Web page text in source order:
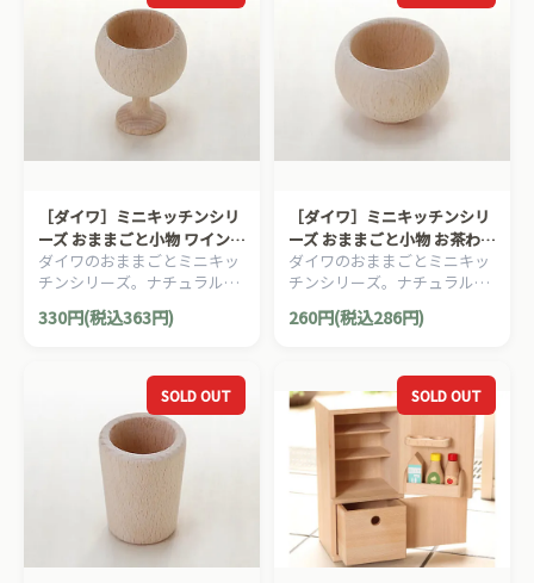
［ダイワ］ミニキッチンシリ
ーズ おままごと小物 ワイン
グラス
ダイワのおままごとミニキッ
チンシリーズ。ナチュラルで
かわいらしいミニサイズの食
器＆調理器具です。
330円(税込363円)
［ダイワ］ミニキッチンシリ
ーズ おままごと小物 お茶わ
ん
ダイワのおままごとミニキッ
チンシリーズ。ナチュラルで
かわいらしいミニサイズの食
器＆調理器具です。
260円(税込286円)
SOLD OUT SOLD OUT